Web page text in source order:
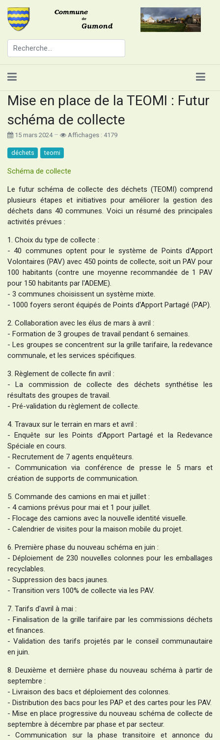
Mise en place de la TEOMI : Futur
schéma de collecte
15 mars 2024 Affichages : 4179
déchets teomi
Schéma de collecte
Le futur schéma de collecte des déchets (TEOMI) comprend
plusieurs étapes et initiatives pour améliorer la gestion des
déchets dans 40 communes. Voici un résumé des principales
activités prévues :
1. Choix du type de collecte :
- 40 communes optent pour le système de Points d'Apport
Volontaires (PAV) avec 450 points de collecte, soit un PAV pour
100 habitants (contre une moyenne recommandée de 1 PAV
pour 150 habitants par l'ADEME).
- 3 communes choisissent un système mixte.
- 1000 foyers seront équipés de Points d'Apport Partagé (PAP).
2. Collaboration avec les élus de mars à avril :
- Formation de 3 groupes de travail pendant 6 semaines.
- Les groupes se concentrent sur la grille tarifaire, la redevance
communale, et les services spécifiques.
3. Règlement de collecte fin avril :
- La commission de collecte des déchets synthétise les
résultats des groupes de travail.
- Pré-validation du règlement de collecte.
4. Travaux sur le terrain en mars et avril :
- Enquête sur les Points d'Apport Partagé et la Redevance
Spéciale en cours.
- Recrutement de 7 agents enquêteurs.
- Communication via conférence de presse le 5 mars et
création de supports de communication.
5. Commande des camions en mai et juillet :
- 4 camions prévus pour mai et 1 pour juillet.
- Flocage des camions avec la nouvelle identité visuelle.
- Calendrier de visites pour la maison mobile du projet.
6. Première phase du nouveau schéma en juin :
- Déploiement de 230 nouvelles colonnes pour les emballages
recyclables.
- Suppression des bacs jaunes.
- Transition vers 100% de collecte via les PAV.
7. Tarifs d'avril à mai :
- Finalisation de la grille tarifaire par les commissions déchets
et finances.
- Validation des tarifs projetés par le conseil communautaire
en juin.
8. Deuxième et dernière phase du nouveau schéma à partir de
septembre :
- Livraison des bacs et déploiement des colonnes.
- Distribution des bacs pour les PAP et des cartes pour les PAV.
- Mise en place progressive du nouveau schéma de collecte de
septembre à décembre par phase et par secteur.
- Communication sur la phase transitoire et annonce du